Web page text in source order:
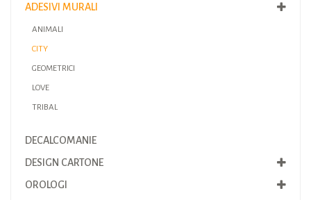
ADESIVI MURALI
ANIMALI
CITY
GEOMETRICI
LOVE
TRIBAL
DECALCOMANIE
DESIGN CARTONE
OROLOGI